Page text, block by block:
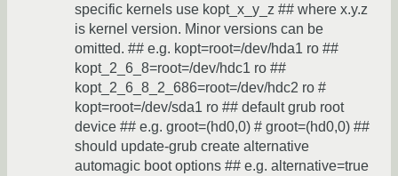
specific kernels use kopt_x_y_z ## where x.y.z
is kernel version. Minor versions can be
omitted. ## e.g. kopt=root=/dev/hda1 ro ##
kopt_2_6_8=root=/dev/hdc1 ro ##
kopt_2_6_8_2_686=root=/dev/hdc2 ro #
kopt=root=/dev/sda1 ro ## default grub root
device ## e.g. groot=(hd0,0) # groot=(hd0,0) ##
should update-grub create alternative
automagic boot options ## e.g. alternative=true